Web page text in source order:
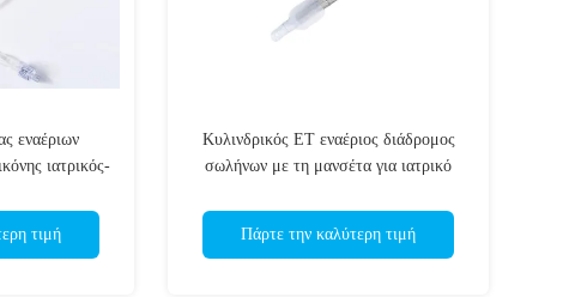
εναέριων
ιατρικός-
τιμή
Κυλινδρικός ET εναέριος διάδρομος
σωλήνων με τη μανσέτα για ιατρικό
Πάρτε την καλύτερη τιμή